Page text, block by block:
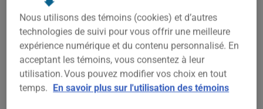
Pour trouver la meilleur assurance pour votre véhicule FORD
F350 2006, il est plus important que jamais de comparer les
options disponibles.
2 000$
Nous utilisons des témoins (cookies) et d’autres
technologies de suivi pour vous offrir une meilleure
expérience numérique et du contenu personnalisé. En
acceptant les témoins, vous consentez à leur
utilisation. Vous pouvez modifier vos choix en tout
temps. En savoir plus sur l'utilisation des témoins